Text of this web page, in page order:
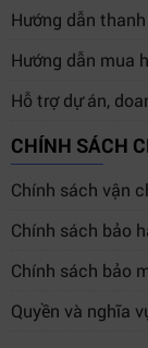
Hướng dẫn
Hướng dẫn mua
Hỗ trợ dự án,
CHÍNH SÁCH
Chính sách vận
Chính sách bảo
Chính sách bảo
Quyền và nghĩa